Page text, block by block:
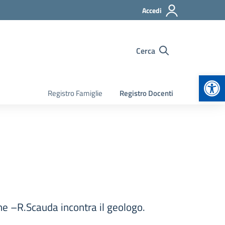
Accedi
Cerca
Registro Famiglie Registro Docenti
–R.Scauda incontra il geologo.